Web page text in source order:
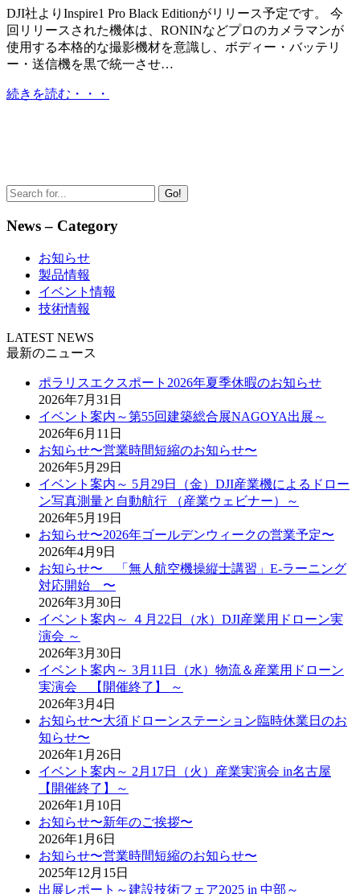
DJI社よりInspire1 Pro Black Editionがリリース予定です。 今
回リリースされた機体は、RONINなどプロのカメラマンが
使用する本格的な撮影機材を意識し、ボディー・バッテリ
ー・送信機を黒で統一させ…
続きを読む・・・
Go!
News – Category
お知らせ
製品情報
イベント情報
技術情報
LATEST NEWS
最新のニュース
ポラリスエクスポート2026年夏季休暇のお知らせ
2026年7月31日
イベント案内～第55回建築総合展NAGOYA出展～
2026年6月11日
お知らせ〜営業時間短縮のお知らせ〜
2026年5月29日
イベント案内～ 5月29日（金）DJI産業機によるドロー
ン写真測量と自動航行 （産業ウェビナー）～
2026年5月19日
お知らせ〜2026年ゴールデンウィークの営業予定〜
2026年4月9日
お知らせ〜 「無人航空機操縦士講習」E-ラーニング
対応開始 〜
2026年3月30日
イベント案内～ ４月22日（水）DJI産業用ドローン実
演会 ～
2026年3月30日
イベント案内～ 3月11日（水）物流＆産業用ドローン
実演会 【開催終了】 ～
2026年3月4日
お知らせ〜大須ドローンステーション臨時休業日のお
知らせ〜
2026年1月26日
イベント案内～ 2月17日（火）産業実演会 in名古屋
【開催終了】～
2026年1月10日
お知らせ〜新年のご挨拶〜
2026年1月6日
お知らせ〜営業時間短縮のお知らせ〜
2025年12月15日
出展レポート～建設技術フェア2025 in 中部～